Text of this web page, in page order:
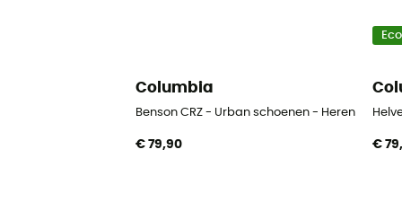
Columbia
Benson CRZ - Urban schoenen - Heren
€ 79,90 €